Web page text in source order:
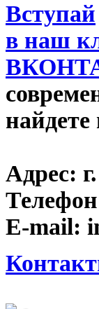
Вступай
в наш
найдете
Адрес:
E-mail: